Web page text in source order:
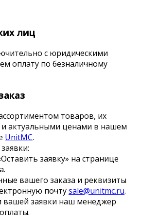
лиц
с юридическими
оплату по безналичному
товаров, их
и актуальными ценами в нашем
UnitMC.
заявку» на странице
вашего заказа и реквизиты
почтуsale@unitmc.ru.
вашей заявки наш менеджер